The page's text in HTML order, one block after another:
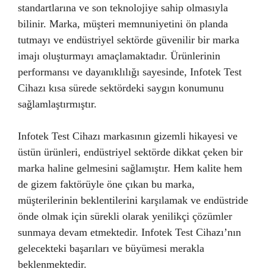
standartlarına ve son teknolojiye sahip olmasıyla
bilinir. Marka, müşteri memnuniyetini ön planda
tutmayı ve endüstriyel sektörde güvenilir bir marka
imajı oluşturmayı amaçlamaktadır. Ürünlerinin
performansı ve dayanıklılığı sayesinde, Infotek Test
Cihazı kısa sürede sektördeki saygın konumunu
sağlamlaştırmıştır.
Infotek Test Cihazı markasının gizemli hikayesi ve
üstün ürünleri, endüstriyel sektörde dikkat çeken bir
marka haline gelmesini sağlamıştır. Hem kalite hem
de gizem faktörüyle öne çıkan bu marka,
müşterilerinin beklentilerini karşılamak ve endüstride
önde olmak için sürekli olarak yenilikçi çözümler
sunmaya devam etmektedir. Infotek Test Cihazı’nın
gelecekteki başarıları ve büyümesi merakla
beklenmektedir.